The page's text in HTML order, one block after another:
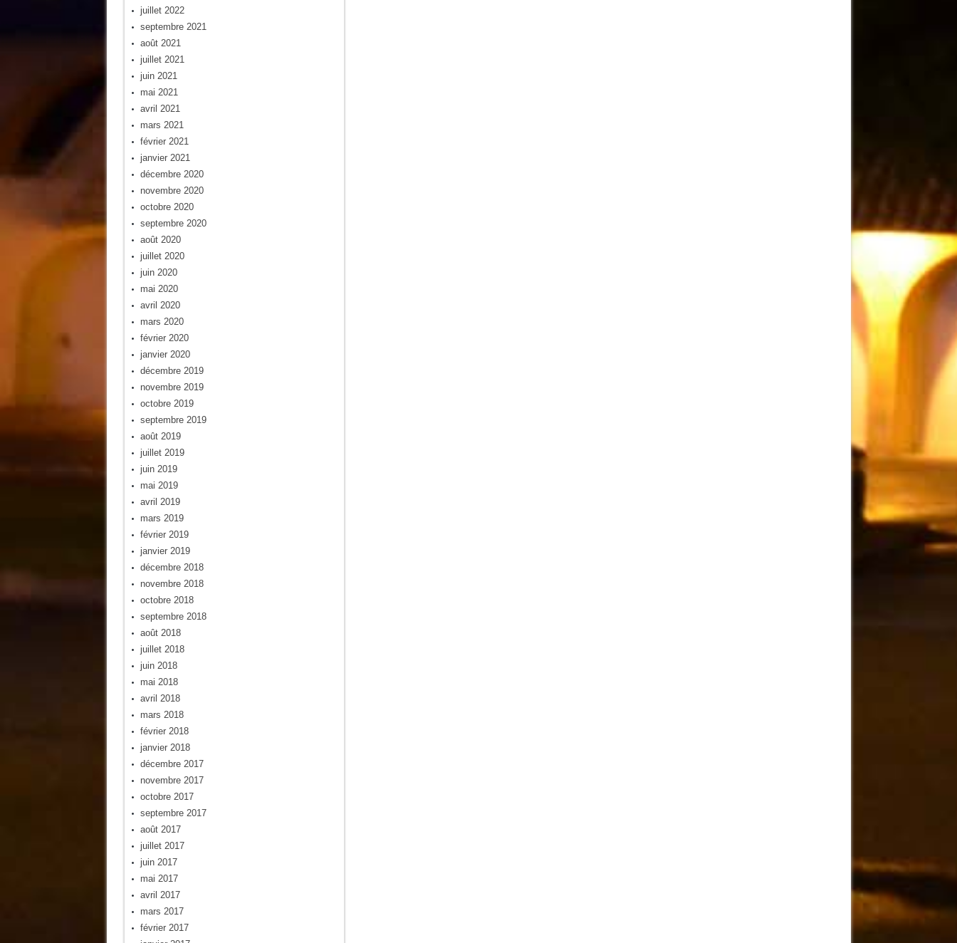
juillet 2022
septembre 2021
août 2021
juillet 2021
juin 2021
mai 2021
avril 2021
mars 2021
février 2021
janvier 2021
décembre 2020
novembre 2020
octobre 2020
septembre 2020
août 2020
juillet 2020
juin 2020
mai 2020
avril 2020
mars 2020
février 2020
janvier 2020
décembre 2019
novembre 2019
octobre 2019
septembre 2019
août 2019
juillet 2019
juin 2019
mai 2019
avril 2019
mars 2019
février 2019
janvier 2019
décembre 2018
novembre 2018
octobre 2018
septembre 2018
août 2018
juillet 2018
juin 2018
mai 2018
avril 2018
mars 2018
février 2018
janvier 2018
décembre 2017
novembre 2017
octobre 2017
septembre 2017
août 2017
juillet 2017
juin 2017
mai 2017
avril 2017
mars 2017
février 2017